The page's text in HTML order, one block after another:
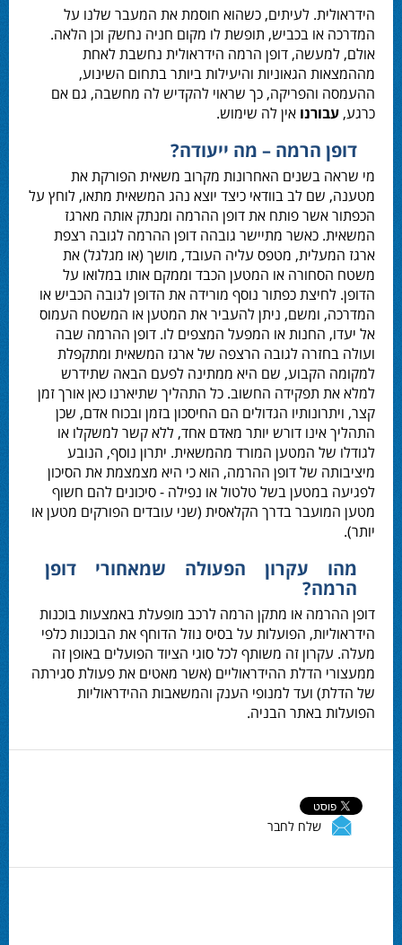
הידראולית. לעיתים, כשהוא חוסמת את המעבר שלנו על
המדרכה או בכביש, תופשת לו מקום חניה נחשק וכן הלאה.
אולם, למעשה, דופן הרמה הידראולית נחשבת לאחת
מההמצאות הגאוניות והיעילות ביותר בתחום השינוע,
ההעמסה והפריקה, כך שראוי להקדיש לה מחשבה, גם אם
כרגע, עבורנו אין לה שימוש.
דופן הרמה – מה ייעודה?
מי שראה בשנים האחרונות מקרוב משאית הפורקת את
מטענה, שם לב בוודאי כיצד יוצא נהג המשאית מתאו, לוחץ על
הכפתור אשר פותח את דופן ההרמה ומנתק אותה מארגז
המשאית. כאשר מתיישר גובהה דופן ההרמה לגובה רצפת
ארגז המעלית, מטפס עליה העובד, מושך (או מגלגל) את
משטח הסחורה או המטען הכבד וממקם אותו במלואו על
הדופן. לחיצת כפתור נוסף מורידה את הדופן לגובה הכביש או
המדרכה, ומשם, ניתן להעביר את המטען או המשטח העמוס
אל יעדו, החנות או המפעל המצפים לו. דופן ההרמה שבה
ועולה בחזרה לגובה הרצפה של ארגז המשאית ומתקפלת
למקומה הקבוע, שם היא ממתינה לפעם הבאה שתידרש
למלא את תפקידה החשוב. כל התהליך שתיארנו כאן אורך זמן
קצר, ויתרונותיו הגדולים הם החיסכון בזמן ובכוח אדם, שכן
התהליך אינו דורש יותר מאדם אחד, ללא קשר למשקלו או
לגודלו של המטען המורד מהמשאית. יתרון נוסף, הנובע
מיציבותה של דופן ההרמה, הוא כי היא מצמצמת את הסיכון
לפגיעה במטען בשל טלטול או נפילה - סיכונים להם חשוף
מטען המועבר בדרך הקלאסית (שני עובדים הפורקים מטען או
יותר).
מהו עקרון הפעולה שמאחורי דופן
הרמה?
דופן ההרמה או מתקן הרמה לרכב מופעלת באמצעות בוכנות
הידראוליות, הפועלות על בסיס נוזל הדוחף את הבוכנות כלפי
מעלה. עקרון זה משותף לכל סוגי הציוד הפועלים באופן זה
ממעצורי הדלת ההידראוליים (אשר מאטים את פעולת סגירתה
של הדלת) ועד למנופי הענק והמשאבות ההידראוליות
הפועלות באתר הבניה.
שלח לחבר